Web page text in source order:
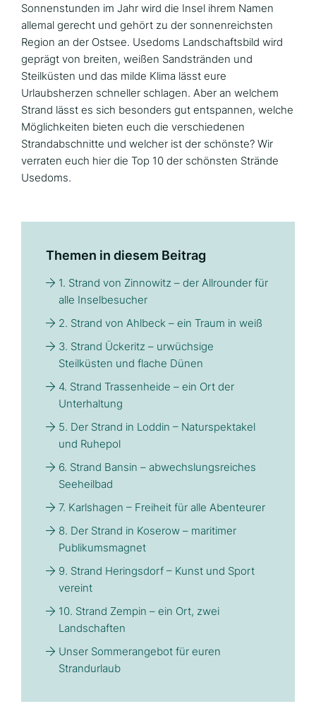
Sonnenstunden im Jahr wird die Insel ihrem Namen
allemal gerecht und gehört zu der sonnenreichsten
Region an der Ostsee. Usedoms Landschaftsbild wird
geprägt von breiten, weißen Sandstränden und
Steilküsten und das milde Klima lässt eure
Urlaubsherzen schneller schlagen. Aber an welchem
Strand lässt es sich besonders gut entspannen, welche
Möglichkeiten bieten euch die verschiedenen
Strandabschnitte und welcher ist der schönste? Wir
verraten euch hier die Top 10 der schönsten Strände
Usedoms.
Themen in diesem Beitrag
1. Strand von Zinnowitz – der Allrounder für
alle Inselbesucher
2. Strand von Ahlbeck – ein Traum in weiß
3. Strand Ückeritz – urwüchsige
Steilküsten und flache Dünen
4. Strand Trassenheide – ein Ort der
Unterhaltung
5. Der Strand in Loddin – Naturspektakel
und Ruhepol
6. Strand Bansin – abwechslungsreiches
Seeheilbad
7. Karlshagen – Freiheit für alle Abenteurer
8. Der Strand in Koserow – maritimer
Publikumsmagnet
9. Strand Heringsdorf – Kunst und Sport
vereint
10. Strand Zempin – ein Ort, zwei
Landschaften
Unser Sommerangebot für euren
Strandurlaub